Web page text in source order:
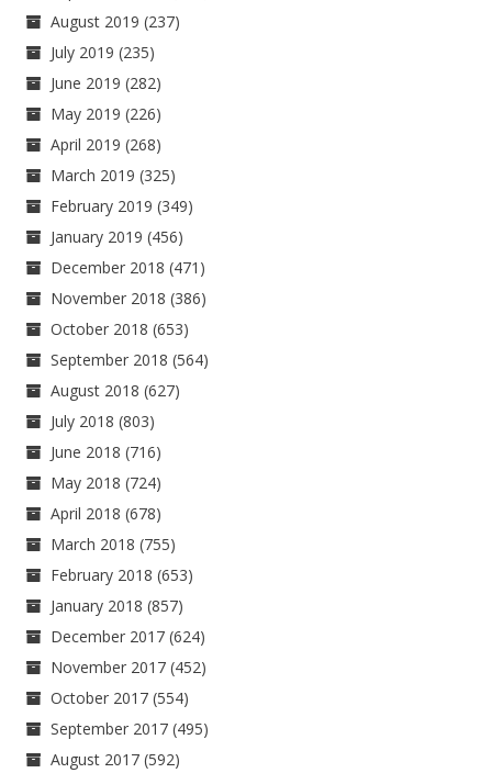
August 2019 (237)
July 2019 (235)
June 2019 (282)
May 2019 (226)
April 2019 (268)
March 2019 (325)
February 2019 (349)
January 2019 (456)
December 2018 (471)
November 2018 (386)
October 2018 (653)
September 2018 (564)
August 2018 (627)
July 2018 (803)
June 2018 (716)
May 2018 (724)
April 2018 (678)
March 2018 (755)
February 2018 (653)
January 2018 (857)
December 2017 (624)
November 2017 (452)
October 2017 (554)
September 2017 (495)
August 2017 (592)